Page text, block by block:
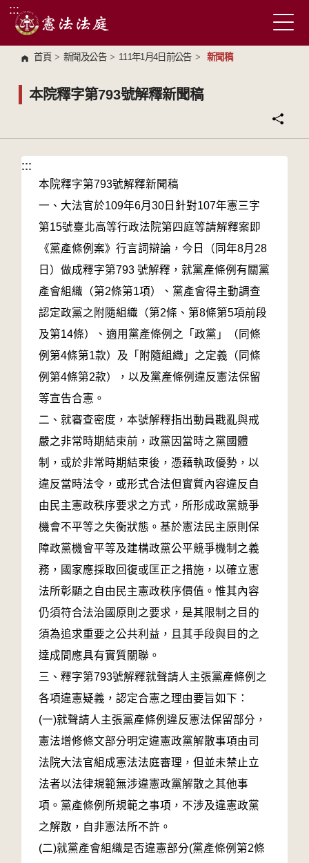
跳到主要內容區塊
:::
首頁 > 新聞及公告 > 111年1月4日前公告 > 新聞稿
本院釋字第793號解釋新聞稿
:::
:::
本院釋字第793號解釋新聞稿
一、大法官於109年6月30日針對107年憲三字
第15號臺北高等行政法院第四庭等請解釋案即
《黨產條例案》行言詞辯論，今日（同年8月28
日）做成釋字第793 號解釋，就黨產條例有關黨
產會組織（第2條第1項）、黨產會得主動調查
認定政黨之附隨組織（第2條、第8條第5項前段
及第14條）、適用黨產條例之「政黨」（同條
例第4條第1款）及「附隨組織」之定義（同條
例第4條第2款），以及黨產條例違反憲法保留
等宣告合憲。
二、就審查密度，本號解釋指出動員戡亂與戒
嚴之非常時期結束前，政黨因當時之黨國體
制，或於非常時期結束後，憑藉執政優勢，以
違反當時法令，或形式合法但實質內容違反自
由民主憲政秩序要求之方式，所形成政黨競爭
機會不平等之失衡狀態。基於憲法民主原則保
障政黨機會平等及建構政黨公平競爭機制之義
務，國家應採取回復或匡正之措施，以確立憲
法所彰顯之自由民主憲政秩序價值。惟其內容
仍須符合法治國原則之要求，是其限制之目的
須為追求重要之公共利益，且其手段與目的之
達成間應具有實質關聯。
三、釋字第793號解釋就聲請人主張黨產條例之
各項違憲疑義，認定合憲之理由要旨如下：
(一)就聲請人主張黨產條例違反憲法保留部分，
憲法增修條文部分明定違憲政黨解散事項由司
法院大法官組成憲法法庭審理，但並未禁止立
法者以法律規範無涉違憲政黨解散之其他事
項。黨產條例所規範之事項，不涉及違憲政黨
之解散，自非憲法所不許。
(二)就黨產會組織是否違憲部分(黨產條例第2條